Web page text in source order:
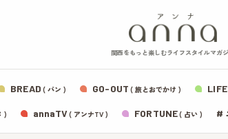
関西をもっと楽しむライフスタイルマガ
BREAD ( パン ) GO-OUT ( 旅とおでかけ )
) annaTV( アンナTV ) FORTUNE( 占い ) #